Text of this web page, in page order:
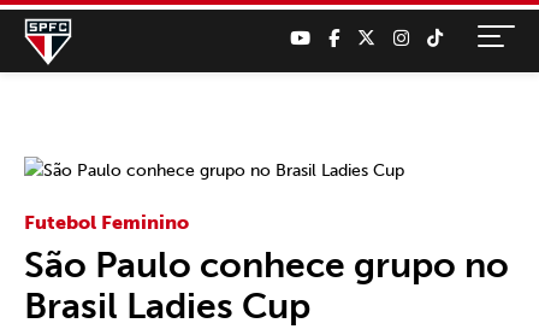
Futebol Feminino
São Paulo conhece grupo no
Brasil Ladies Cup